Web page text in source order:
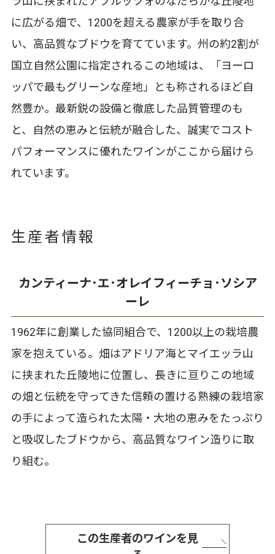
に広がる畑で、1200を超える農家が手を取り合
い、高品質なブドウを育てています。州の約2割が
国立自然公園に指定されるこの地域は、「ヨーロ
ッパで最もグリーンな産地」とも称されるほど自
然豊か。最新鋭の設備と徹底した品質管理のも
と、自然の恵みと伝統が融合した、誠実でコスト
パフォーマンスに優れたワインがここから届けら
れています。
生産者情報
カンティーナ･エ･オレイフィーチョ･ソシア
ーレ
1962年に創業した協同組合で、1200以上の栽培農
家を抱えている。畑はアドリア海とマイエッラ山
に挟まれた丘陵地に位置し、長きに亘りこの地域
の畑と伝統を守ってきた信頼の置ける熟練の栽培家
の手によって造られた太陽・大地の恵みをたっぷり
と吸収したブドウから、高品質なワイン造りに取
り組む。
この生産者のワインを見